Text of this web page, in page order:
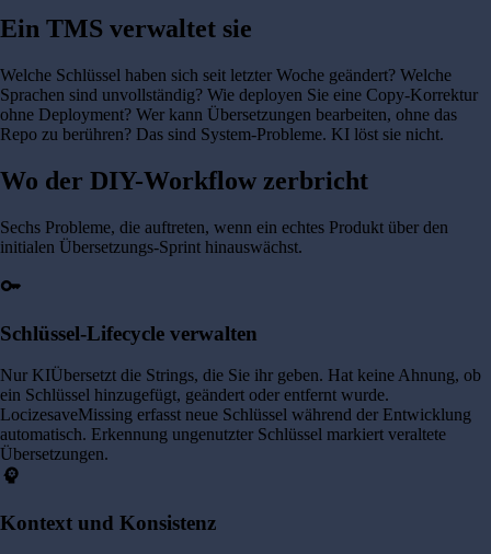
Ein TMS verwaltet sie
Welche Schlüssel haben sich seit letzter Woche geändert? Welche
Sprachen sind unvollständig? Wie deployen Sie eine Copy-Korrektur
ohne Deployment? Wer kann Übersetzungen bearbeiten, ohne das
Repo zu berühren? Das sind System-Probleme. KI löst sie nicht.
Wo der DIY-Workflow zerbricht
Sechs Probleme, die auftreten, wenn ein echtes Produkt über den
initialen Übersetzungs-Sprint hinauswächst.
key
Schlüssel-Lifecycle verwalten
Nur KIÜbersetzt die Strings, die Sie ihr geben. Hat keine Ahnung, ob
ein Schlüssel hinzugefügt, geändert oder entfernt wurde.
LocizesaveMissing erfasst neue Schlüssel während der Entwicklung
automatisch. Erkennung ungenutzter Schlüssel markiert veraltete
Übersetzungen.
psychology
Kontext und Konsistenz